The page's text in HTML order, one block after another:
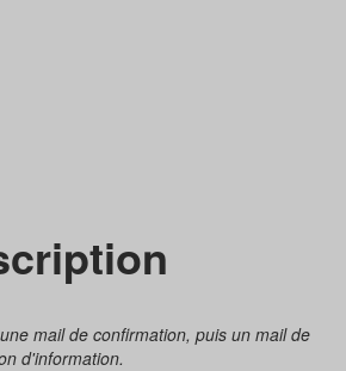
mail de confirmation, puis un mail de
d'information.